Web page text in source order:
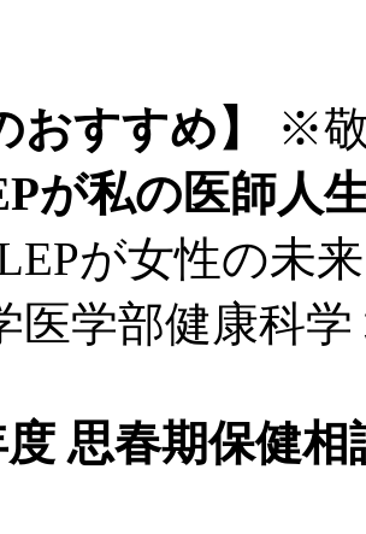
おすすめ】
※
が私の医師人
LEPが女性の未
医学部健康科
度 思春期保健